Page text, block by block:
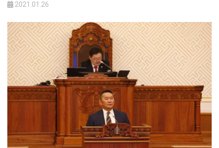
2021.01.26